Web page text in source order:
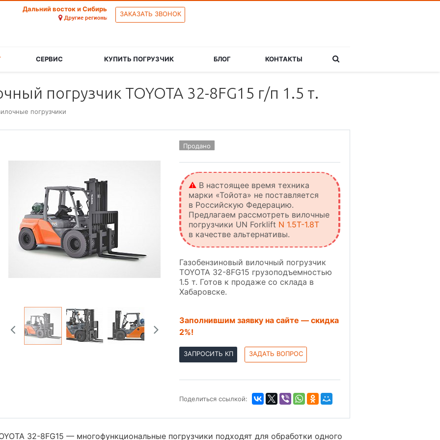
ЗАКАЗАТЬ ЗВОНОК
Дальний восток и Сибирь
СЕРВИС КУПИТЬ ПОГРУЗЧИК БЛОГ КОНТАКТЫ
погрузчик TOYOTA 32-8FG15 г/п 1.5 т.
погрузчики
Продано
⚠️ В настоящее время техника
марки «Тойота» не поставляется
в Российскую Федерацию.
Предлагаем рассмотреть вилочные
погрузчики UN Forklift N 1.5T-1.8T
в качестве альтернативы.
Газобензиновый вилочный погрузчик
TOYOTA 32-8FG15 грузоподъемностью
1.5 т. Готов к продаже со склада в
Хабаровске.
Заполнившим заявку на сайте — скидка
2%!
ЗАПРОСИТЬ КП ЗАДАТЬ ВОПРОС
Поделиться ссылкой:
32-8FG15 — многофункциональные погрузчики подходят для обработки одного